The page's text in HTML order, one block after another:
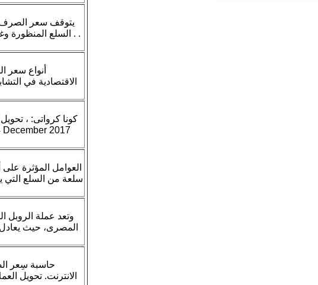
يتوقف سعر الصرف
السلع المنظورة
الاقتصادية في
كونا كرواتى: ،
العوامل المؤثرة
سلعة من السلع التي
وتعد عملة الروبل
الانترنت. تحويل